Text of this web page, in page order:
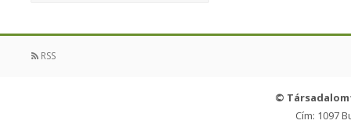
RSS
©
Cím: 1097